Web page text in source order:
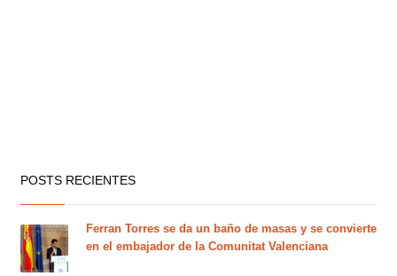
POSTS RECIENTES
Ferran Torres se da un baño de masas y se convierte
en el embajador de la Comunitat Valenciana